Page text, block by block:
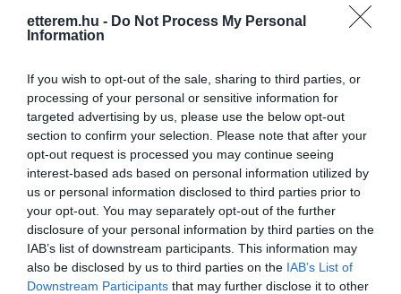
etterem.hu - Do Not Process My Personal
Information
If you wish to opt-out of the sale, sharing to third parties, or
processing of your personal or sensitive information for
targeted advertising by us, please use the below opt-out
section to confirm your selection. Please note that after your
opt-out request is processed you may continue seeing
interest-based ads based on personal information utilized by
us or personal information disclosed to third parties prior to
your opt-out. You may separately opt-out of the further
disclosure of your personal information by third parties on the
IAB’s list of downstream participants. This information may
also be disclosed by us to third parties on the IAB’s List of
Downstream Participants that may further disclose it to other
Kapcsolat
8000 Székesfehérvár, Rákóczi út 1.
+36 70 455 4566
info@albabar.hu
www.albabar.hu
fb.com/albabardisco